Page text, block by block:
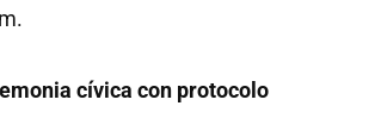
cívica con protocolo